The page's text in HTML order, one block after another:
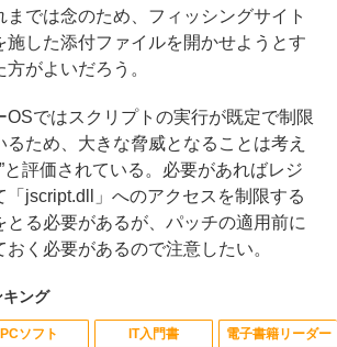
までは念のため、フィッシングサイト
施した添付ファイルを開かせようとす
がよいだろう。
ではスクリプトの実行が既定で制限
るため、大きな脅威となることは考え
と評価されている。必要があればレジ
「jscript.dll」へのアクセスを制限する
とる必要があるが、パッチの適用前に
く必要があるので注意したい。
ング
PCソフト IT入門書 電子書籍リーダー